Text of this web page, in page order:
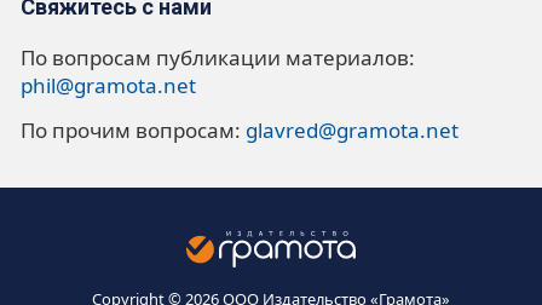
Свяжитесь с нами
По вопросам публикации материалов:
phil@gramota.net
По прочим вопросам: glavred@gramota.net
Copyright © 2026 ООО Издательство «Грамота»